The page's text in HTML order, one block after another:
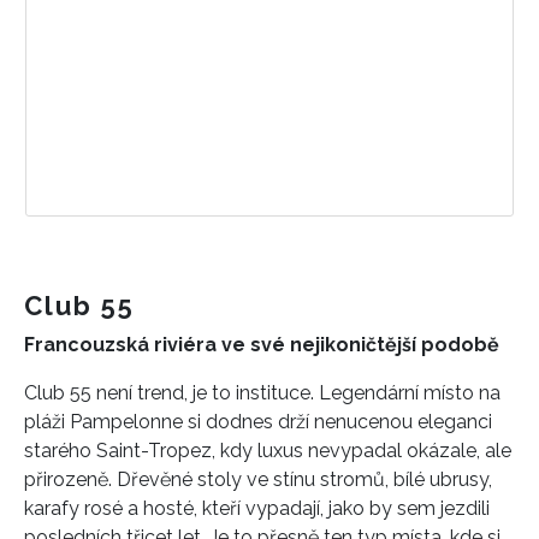
Club 55
Francouzská riviéra ve své nejikoničtější podobě
Club 55 není trend, je to instituce. Legendární místo na
pláži Pampelonne si dodnes drží nenucenou eleganci
starého Saint-Tropez, kdy luxus nevypadal okázale, ale
přirozeně. Dřevěné stoly ve stínu stromů, bílé ubrusy,
karafy rosé a hosté, kteří vypadají, jako by sem jezdili